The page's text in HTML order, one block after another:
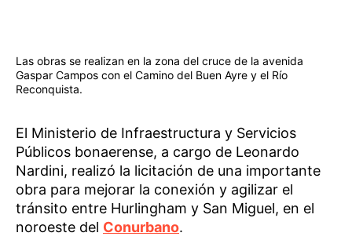
Las obras se realizan en la zona del cruce de la avenida
Gaspar Campos con el Camino del Buen Ayre y el Río
Reconquista.
El Ministerio de Infraestructura y Servicios
Públicos bonaerense, a cargo de Leonardo
Nardini, realizó la licitación de una importante
obra para mejorar la conexión y agilizar el
tránsito entre Hurlingham y San Miguel, en el
noroeste del Conurbano.